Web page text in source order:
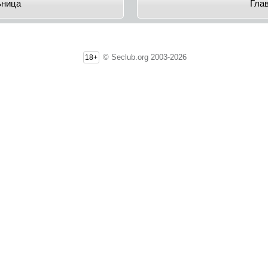
18+ © Seclub.org 2003-2026